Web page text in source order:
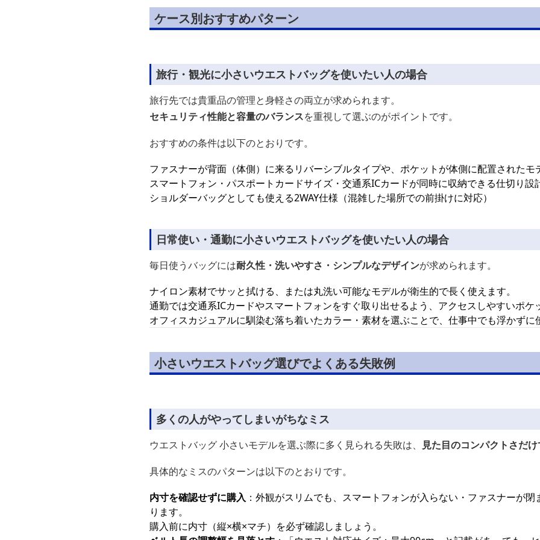
ケース別おすすめパターン
旅行・観光に小さいウエストバッグを使いたい人の場合
旅行先では貴重品の管理と身軽さの両立が求められます。
セキュリティ性能と容量のバランスを重視して選ぶのがポイントです。
おすすめの条件は以下のとおりです。
ファスナーが背面（体側）に来るリバーシブルタイプや、ポケットが体側に配置されたモ
スマートフォン・パスポートカードサイズ・交通系ICカードが同時に収納できる仕切り設
ショルダーバッグとしても使える2WAY仕様（混雑した場所での前掛けに対応）
日常使い・通勤に小さいウエストバッグを使いたい人の場合
毎日使うバッグには耐久性・洗いやすさ・シンプルなデザインが求められます。
ナイロン素材でサッと拭ける、または丸洗い可能なモデルが衛生的で長く使えます。
通勤では交通系ICカードやスマートフォンをすぐ取り出せるよう、アクセスしやすいポケ
オフィスカジュアルに馴染む落ち着いたカラー・素材を選ぶことで、仕事中でも浮かずに
小さいウエストバッグ選びでよくある失敗例
多くの人がやってしまいがちなミス
ウエストバッグ 小さいモデルを選ぶ際に多く見られる失敗は、
見た目のコンパクトさだ
具体的なミスのパターンは以下のとおりです。
内寸を確認せずに購入 ：外観がスリムでも、スマートフォンが入らない・ファスナーが
ります。
購入前に内寸（縦×横×マチ）を必ず確認しましょう。